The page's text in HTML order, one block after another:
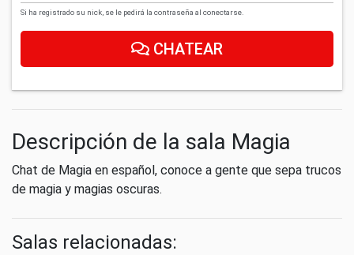
Si ha registrado su nick, se le pedirá la contraseña al conectarse.
CHATEAR
Descripción de la sala Magia
Chat de Magia en español, conoce a gente que sepa trucos
de magia y magias oscuras.
Salas relacionadas: